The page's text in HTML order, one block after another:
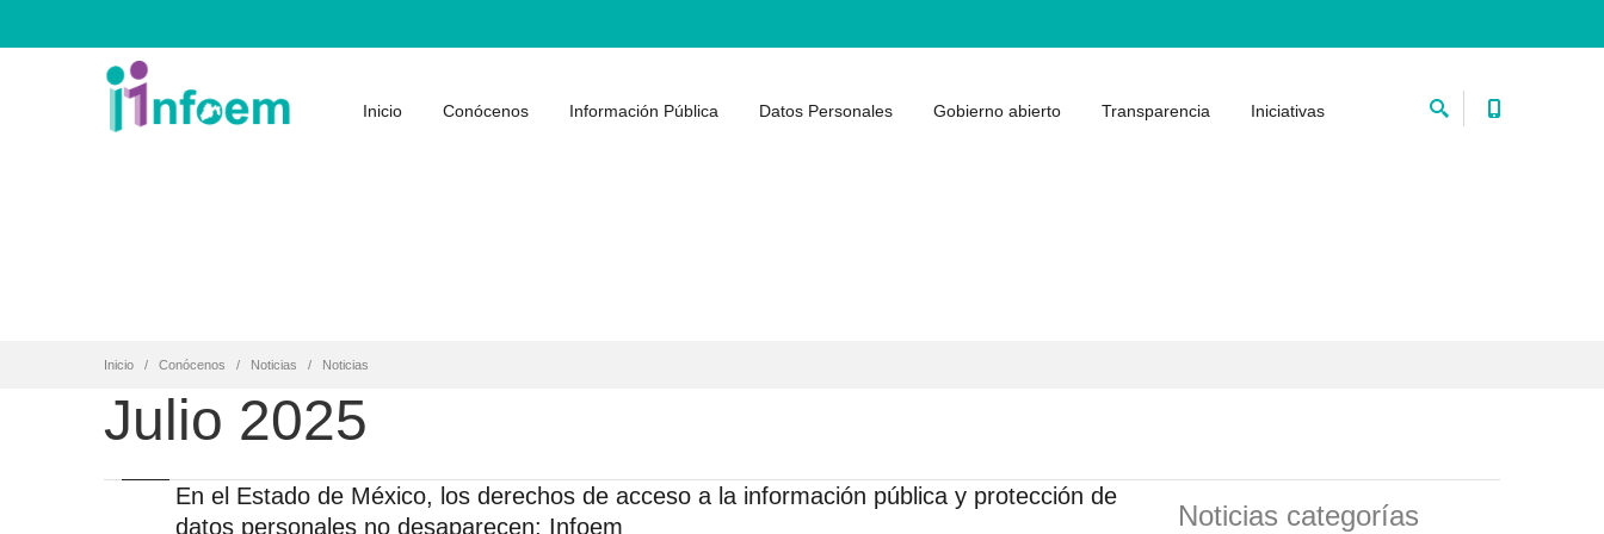
Inicio Conócenos Información Pública Datos Personales Gobierno abierto Transparencia Iniciativas
Inicio Conócenos Noticias Noticias
Julio 2025
En el Estado de México, los derechos de acceso a la información pública y protección de
datos personales no desaparecen: Infoem
Noticias categorías